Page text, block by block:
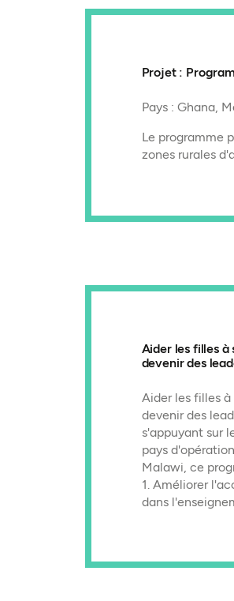
Projet :
Pays : Ghana,
Le programme
zones rurales
Aider les filles
devenir des
Aider les filles
devenir des
s'appuyant sur
pays
Malawi, ce
1. Améliorer
dans